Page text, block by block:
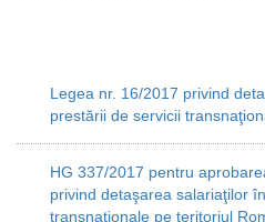
Legea nr. 16/2017 privind
prestării de servicii
HG 337/2017 pentru
privind detaşarea salariaţilor
transnaţionale pe teritoriul